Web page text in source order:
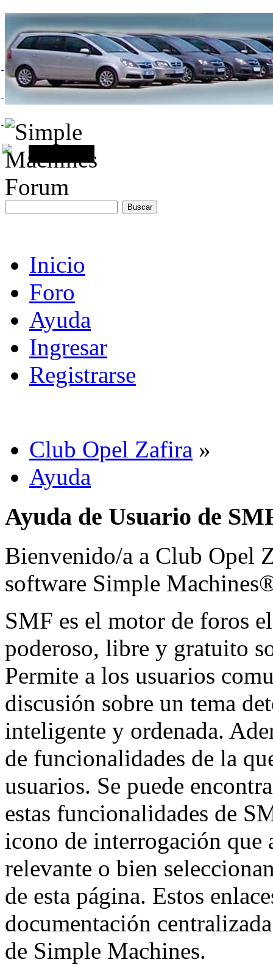
Inicio
Foro
Ayuda
Ingresar
Registrarse
Club Opel Zafira »
Ayuda
Ayuda de Usuario de
Bienvenido/a a Club Opel
software Simple
SMF es el motor de foros
poderoso, libre y gratuito
Permite a los usuarios
discusión sobre un tema
inteligente y ordenada.
de funcionalidades de la
usuarios. Se puede
estas funcionalidades de
icono de interrogación que
relevante o bien
de esta página. Estos
documentación
de Simple Machines.